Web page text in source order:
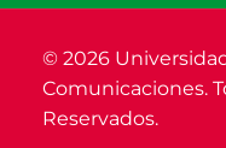
© 2026
Comunicaciones.
Reservados.